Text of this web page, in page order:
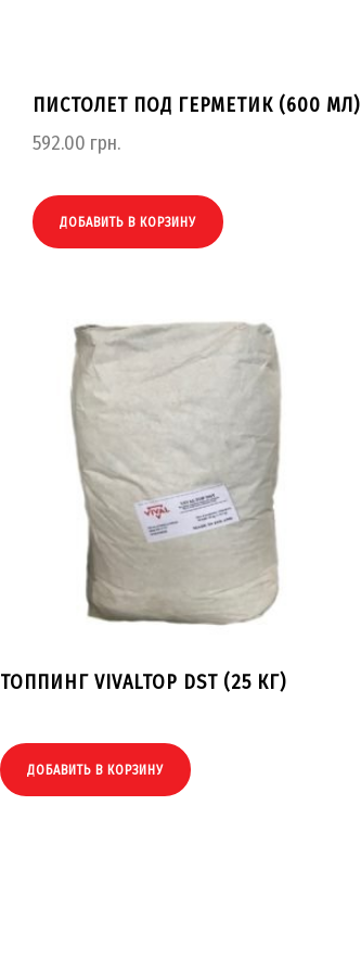
ПИСТОЛЕТ ПОД ГЕРМЕТИК (600 МЛ)
592.00 грн.
ДОБАВИТЬ В КОРЗИНУ
ТОППИНГ VIVALTOP DST (25 КГ)
ДОБАВИТЬ В КОРЗИНУ